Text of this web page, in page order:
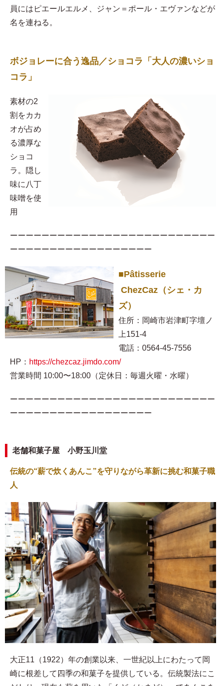
員にはピエールエルメ、ジャン＝ポール・エヴァンなどが
名を連ねる。
ボジョレーに合う逸品／ショコラ「大人の濃いショ
コラ」
素材の2
割をカカ
オが占め
る濃厚な
ショコ
ラ。隠し
味に八丁
味噌を使
用​
ーーーーーーーーーーーーーーーーーーーーーーーーーー
ーーーーーーーーーーーーーーーーーー
■Pâtisserie
ChezCaz（シェ・カ
ズ）
住所：岡崎市岩津町字壇ノ
上151-4
電話：0564-45-7556
HP： https://chezcaz.jimdo.com/
営業時間 10:00〜18:00（定休日：毎週火曜・水曜）
ーーーーーーーーーーーーーーーーーーーーーーーーーー
ーーーーーーーーーーーーーーーーーー
老舗和菓子屋 小野玉川堂
伝統の“薪で炊くあんこ”を守りながら革新に挑む和菓子職
人
大正11（1922）年の創業以来、一世紀以上にわたって岡
崎に根差して四季の和菓子を提供している。伝統製法にこ